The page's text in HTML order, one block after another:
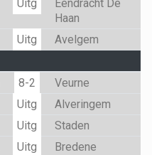
Uitg
Eendracht De
Haan
Uitg
Avelgem
8-2 Veurne
Uitg Alveringem
Uitg Staden
Uitg Bredene